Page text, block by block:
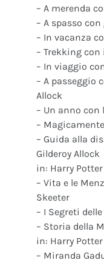
– A merenda
– A spasso
– In vacanza
– Trekking
– In viaggio
– A passeggio
Allock
– Un anno con
–
– Guida alla
Gilderoy Allock
in: Harry
– Vita e le
Skeeter
– I Segreti
– Storia della
in: Harry
– Miranda